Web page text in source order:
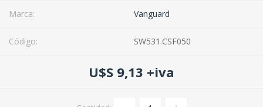
Marca: Vanguard
Código: SW531.CSF050
U$S 9,13 +iva